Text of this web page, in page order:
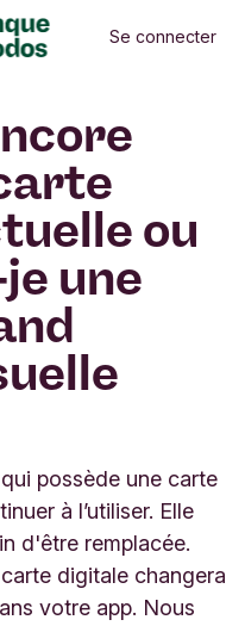
Se connecter
ou
une
possède une carte
à l’utiliser. Elle
d'être remplacée.
digitale changera
votre app. Nous